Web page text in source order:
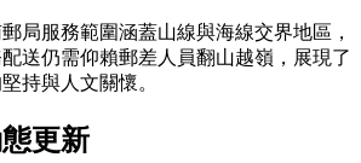
局服務範圍涵蓋山線與海線交界地區，
送仍需仰賴郵差人員翻山越嶺，展現了
持與人文關懷。
更新